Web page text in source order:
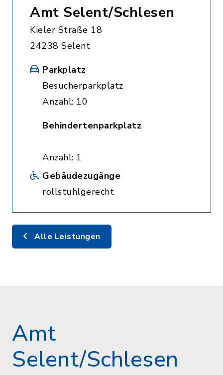
Amt Selent/Schlesen
Kieler Straße 18
24238 Selent
Parkplatz
Besucherparkplatz
Anzahl: 10
Behindertenparkplatz
Anzahl: 1
Gebäudezugänge
rollstuhlgerecht
Alle Leistungen
Amt
Selent/Schlesen